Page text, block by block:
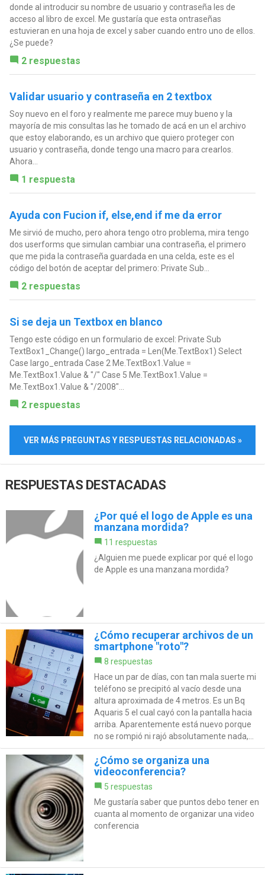
donde al introducir su nombre de usuario y contraseña les de
acceso al libro de excel. Me gustaría que esta ontraseñas
estuvieran en una hoja de excel y saber cuando entro uno de ellos.
¿Se puede?
2 respuestas
Validar usuario y contraseña en 2 textbox
Soy nuevo en el foro y realmente me parece muy bueno y la
mayoría de mis consultas las he tomado de acá en un el archivo
que estoy elaborando, es un archivo que quiero proteger con
usuario y contraseña, donde tengo una macro para crearlos.
Ahora...
1 respuesta
Ayuda con Fucion if, else,end if me da error
Me sirvió de mucho, pero ahora tengo otro problema, mira tengo
dos userforms que simulan cambiar una contraseña, el primero
que me pida la contraseña guardada en una celda, este es el
código del botón de aceptar del primero: Private Sub...
2 respuestas
Si se deja un Textbox en blanco
Tengo este código en un formulario de excel: Private Sub
TextBox1_Change() largo_entrada = Len(Me.TextBox1) Select
Case largo_entrada Case 2 Me.TextBox1.Value =
Me.TextBox1.Value & "/" Case 5 Me.TextBox1.Value =
Me.TextBox1.Value & "/2008"...
2 respuestas
VER MÁS PREGUNTAS Y RESPUESTAS RELACIONADAS »
RESPUESTAS DESTACADAS
¿Por qué el logo de Apple es una
manzana mordida?
11 respuestas
¿Alguien me puede explicar por qué el logo
de Apple es una manzana mordida?
¿Cómo recuperar archivos de un
smartphone "roto"?
8 respuestas
Hace un par de días, con tan mala suerte mi
teléfono se precipitó al vacío desde una
altura aproximada de 4 metros. Es un Bq
Aquaris 5 el cual cayó con la pantalla hacia
arriba. Aparentemente está nuevo porque
no se rompió ni rajó absolutamente nada,...
¿Cómo se organiza una
videoconferencia?
5 respuestas
Me gustaría saber que puntos debo tener en
cuanta al momento de organizar una video
conferencia